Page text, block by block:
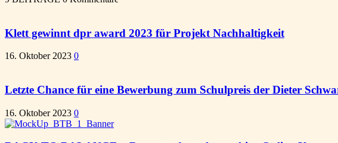
Klett gewinnt dpr award 2023 für Projekt Nachhaltigkeit
16. Oktober 2023 0
Letzte Chance für eine Bewerbung zum Schulpreis der Dieter
16. Oktober 2023 0